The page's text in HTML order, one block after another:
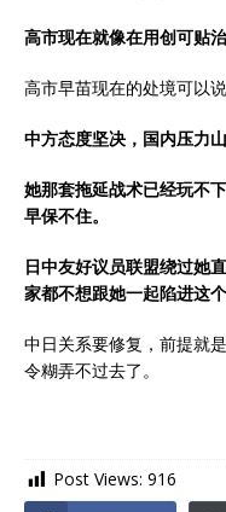
高市现在就像在用创可贴
高市早苗现在的处境可以说
中方态度坚决，国内压力
她那套拖延战术已经玩不
早保不住。
日中友好议员联盟绕过
家都不想跟她一起陷进这个
中日关系要修复，前提就
令糊弄不过去了。
Post Views: 916